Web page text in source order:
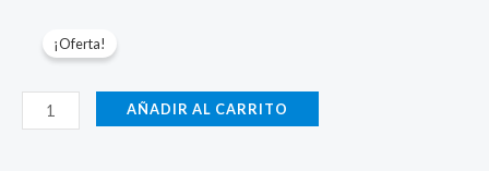
¡Oferta!
Parámetros-
1500W-
AÑADIR AL CARRITO